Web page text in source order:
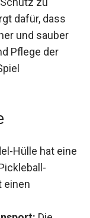
dafür, dass
und sauber
Pflege der
Pickleball-
einen